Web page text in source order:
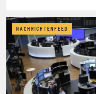
NACHRICHTENFEED